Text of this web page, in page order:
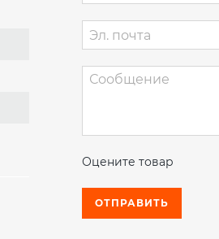
Зарядка
машины на несколько
батарей Li-Ion, пригодных
эксплуатации
элемента батареи в
перегрузке товаров.
Погрузочная техника Still
Оцените товар
ОТПРАВИТЬ